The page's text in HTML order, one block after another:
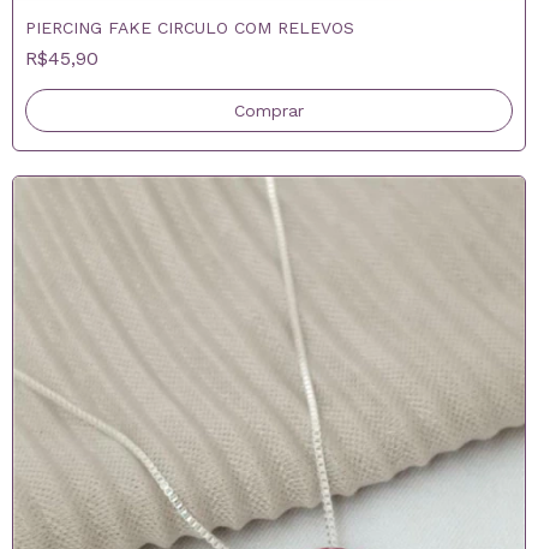
PIERCING FAKE CIRCULO COM RELEVOS
R$45,90
Comprar